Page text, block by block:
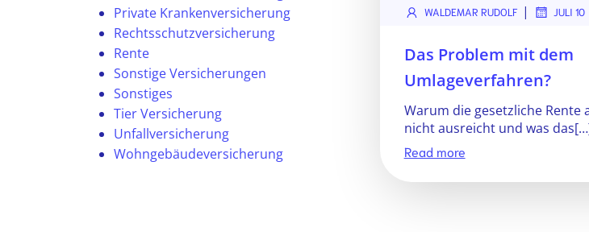
Private Krankenversicherung
Rechtsschutzversicherung
Rente
Sonstige Versicherungen
Sonstiges
Tier Versicherung
Unfallversicherung
Wohngebäudeversicherung
WALDEMAR RUDOLF | JULI 10
Das Problem mit dem
Umlageverfahren?
Warum die gesetzliche Rente
nicht ausreicht und was
Read more